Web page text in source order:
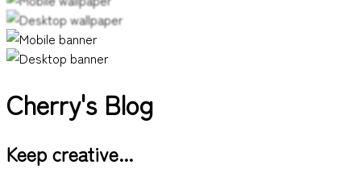
Cherry's Blog
Keep creative...